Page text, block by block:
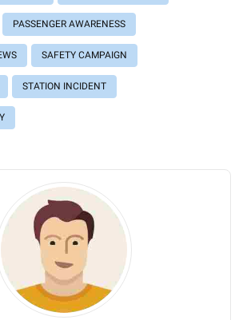
PASSENGER AWARENESS
SAFETY CAMPAIGN
STATION INCIDENT